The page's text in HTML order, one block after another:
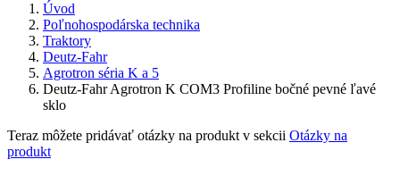
Úvod
Poľnohospodárska technika
Traktory
Deutz-Fahr
Agrotron séria K a 5
Deutz-Fahr Agrotron K COM3 Profiline bočné pevné ľavé
sklo
Teraz môžete pridávať otázky na produkt v sekcii Otázky na
produkt